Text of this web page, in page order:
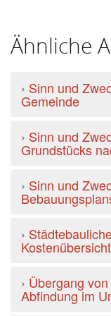
Ähnliche
› Sinn und
Gemeinde
› Sinn und
Grundstücks
› Sinn und
›
› Übergang
Abfindung im